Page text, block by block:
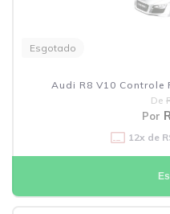
Esgotado
Audi R8 V10 Controle
De
Por
12x de